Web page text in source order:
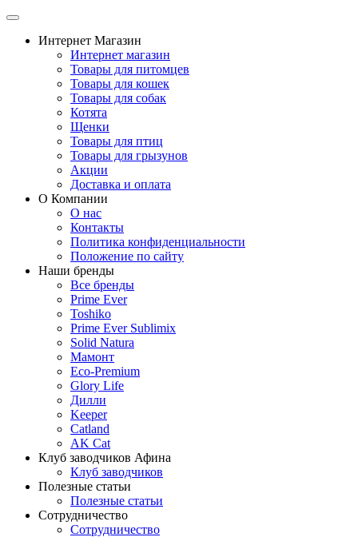
Интернет Магазин
Интернет магазин
Товары для питомцев
Товары для кошек
Товары для собак
Котята
Щенки
Товары для птиц
Товары для грызунов
Акции
Доставка и оплата
О Компании
О нас
Контакты
Политика конфиденциальности
Положение по сайту
Наши бренды
Все бренды
Prime Ever
Toshiko
Prime Ever Sublimix
Solid Natura
Мамонт
Eco-Premium
Glory Life
Дилли
Keeper
Catland
AK Cat
Клуб заводчиков Афина
Клуб заводчиков
Полезные статьи
Полезные статьи
Сотрудничество
Сотрудничество